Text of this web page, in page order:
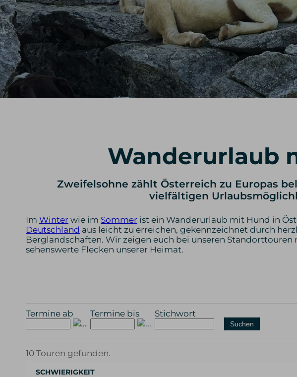
Wanderurlaub
Zweifelsohne zählt Österreich zu Europas
vielfältigen
Im Winter wie im Sommer ist ein Wanderurlaub mit Hund in
Deutschland aus leicht zu erreichen, gekennzeichnet durch
Berglandschaften. Wir zeigen euch bei unseren
sehenswerte Flecken unserer Heimat.
Termine ab Termine bis Stichwort
10 Touren gefunden.
SCHWIERIGKEIT